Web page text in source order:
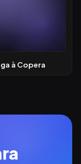
à Copera